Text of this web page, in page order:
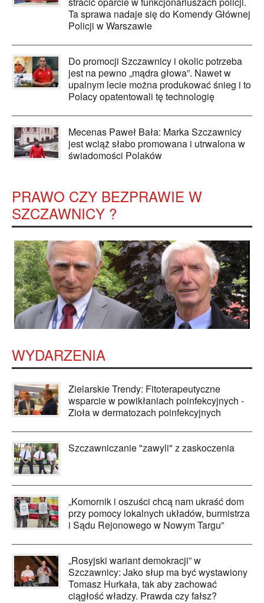
Ta sprawa nadaje się do Komendy Głównej
Policji w Warszawie
Do promocji Szczawnicy i okolic potrzeba
jest na pewno „mądra głowa”. Nawet w
upalnym lecie można produkować śnieg i to
Polacy opatentowali tę technologię
Mecenas Paweł Bała: Marka Szczawnicy
jest wciąż słabo promowana i utrwalona w
świadomości Polaków
PRAWO CZY BEZPRAWIE W
SZCZAWNICY ?
WYDARZENIA
Zielarskie Trendy: Fitoterapeutyczne
wsparcie w powikłaniach poinfekcyjnych -
Zioła w dermatozach poinfekcyjnych
Szczawniczanie "zawyli" z zaskoczenia
„Komornik i oszuści chcą nam ukraść dom
przy pomocy lokalnych układów, burmistrza
i Sądu Rejonowego w Nowym Targu”
„Rosyjski wariant demokracji” w
Szczawnicy: Jako słup ma być wystawiony
Tomasz Hurkała, tak aby zachować
ciągłość władzy. Prawda czy fałsz?